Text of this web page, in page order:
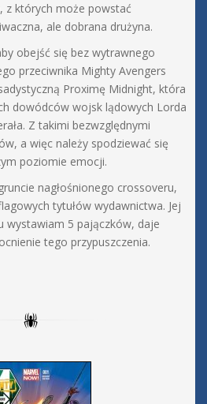
z których może powstać
ale dobrana drużyna.
obejść się bez wytrawnego
przeciwnika Mighty Avengers
Proximę Midnight, która
dowódców wojsk lądowych Lorda
Z takimi bezwzględnymi
a więc należy spodziewać się
poziomie emocji.
nagłośnionego crossoveru,
tytułów wydawnictwa. Jej
wystawiam 5 pajączków, daje
tego przypuszczenia.